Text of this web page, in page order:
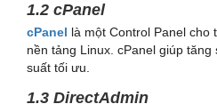
1.2 cPanel
cPanel là một Control Panel cho
nền tảng Linux. cPanel giúp
suất tối ưu.
1.3 DirectAdmin